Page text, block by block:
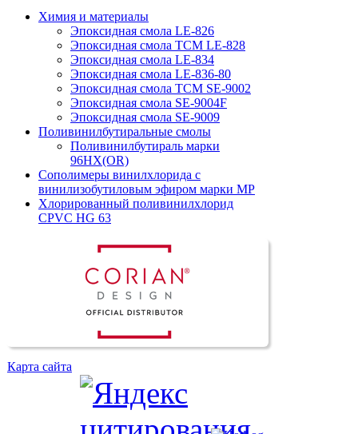
Химия и материалы
Эпоксидная смола LE-826
Эпоксидная смола TCM LE-828
Эпоксидная смола LE-834
Эпоксидная смола LE-836-80
Эпоксидная смола TCM SE-9002
Эпоксидная смола SE-9004F
Эпоксидная смола SE-9009
Поливинилбутиральные смолы
Поливинилбутираль марки
96HX(OR)
Сополимеры винилхлорида с
винилизобутиловым эфиром марки MP
Хлорированный поливинилхлорид
CPVC HG 63
Карта сайта